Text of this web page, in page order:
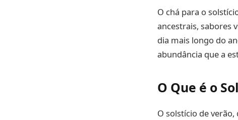
O chá para o
ancestrais, sabores
dia mais longo do
abundância que a
O Que é o
O solstício de